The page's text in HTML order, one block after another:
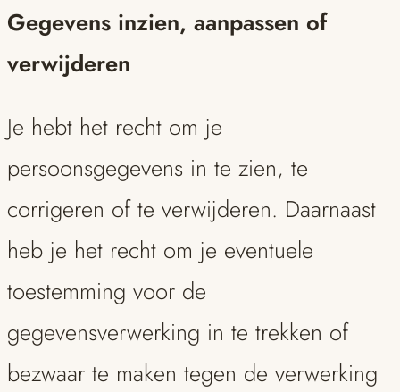
Gegevens inzien, aanpassen of
verwijderen
Je hebt het recht om je
persoonsgegevens in te zien, te
corrigeren of te verwijderen. Daarnaast
heb je het recht om je eventuele
toestemming voor de
gegevensverwerking in te trekken of
bezwaar te maken tegen de verwerking